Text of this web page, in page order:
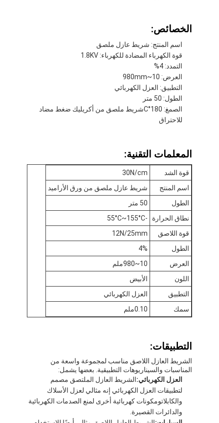
الصفحة الرئيسية
منتجات
معلومات عنا
جولة في المعمل
مراقبة الجودة
اتصل بنا
شريط عازل لاصق
شريط عازل مقاوم للحرارة
شريط لاصق من القماش الزجاجي
شريط لاصق فيلم بوليميد
شريط لاصق رقائق الألومنيوم
الخصائص:
اسم المنتج: شريط عازل ملصق
قوة الكهرباء المضادة للكهرباء: 1.8KV
التمدد: 4%
العرض: 10~980mm
التطبيق: العزل الكهربائي
الطول: 50 متر
الصمغ: 180
°C
شريط ملصق من أكريليك ضغط مضاد
للاحتراق
المعلمات التقنية:
قوة الشد
30N/cm
اسم المنتج
شريط عازل ملصق من ورق الأراميد
الطول
50 متر
نطاق الحرارة
-55°C~155°C
قوة اللاصق
12N/25mm
الطول
4%
العرض
10~980ملم
اللون
الأبيض
التطبيق
العزل الكهربائي
سمك
0.10ملم
التطبيقات:
الشريط العازل اللاصق مناسب لمجموعة واسعة من
المناسبات والسيناريوهات التطبيقية. بعضها يشمل:
العزل الكهربائي:الشريط العازل الملتصق مصمم
لتطبيقات العزل الكهربائي إنه مثالي لعزل الأسلاك
والكابلاتومكونات كهربائية أخرى لمنع الصدمات الكهربائية
والدائرات القصيرة.